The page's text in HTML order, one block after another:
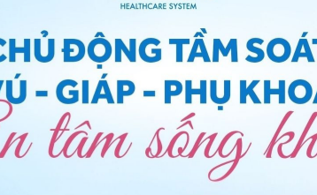
bị viêm sinh dục do virus Herpes hoặc HPV.
vậy bạn nên đến khám Bác sĩ chuyên khoa
gây bệnh đường sinh dục để được điều trị
kín sưng ngứa kèm đau, bạn có thể đến cơ
điều trị sớm. Cảm ơn bạn đã tin tưởng và gửi